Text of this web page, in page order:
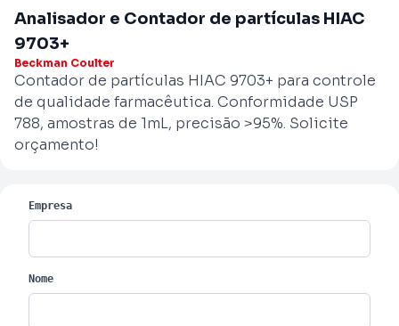
Analisador e Contador de partículas HIAC
9703+
Beckman Coulter
Contador de partículas HIAC 9703+ para controle
de qualidade farmacêutica. Conformidade USP
788, amostras de 1mL, precisão >95%. Solicite
orçamento!
Empresa
Nome